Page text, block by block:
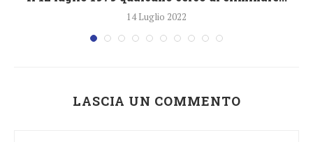
14 Luglio 2022
LASCIA UN COMMENTO